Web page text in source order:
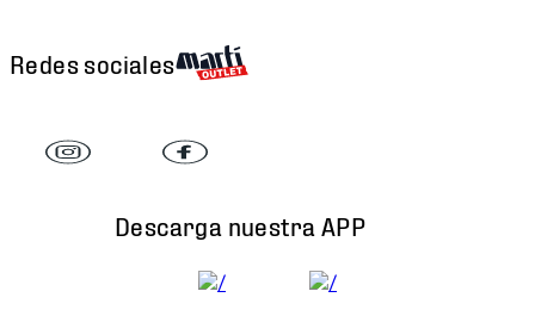
Redes sociales
Descarga nuestra APP